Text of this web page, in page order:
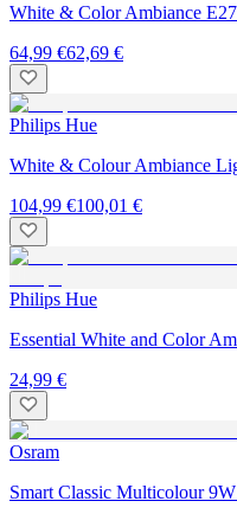
White & Color Ambiance
64,99 €62,69 €
Philips Hue
White & Colour Ambiance
104,99 €100,01 €
Philips Hue
Essential White and Color
24,99 €
Osram
Smart Classic Multicolour